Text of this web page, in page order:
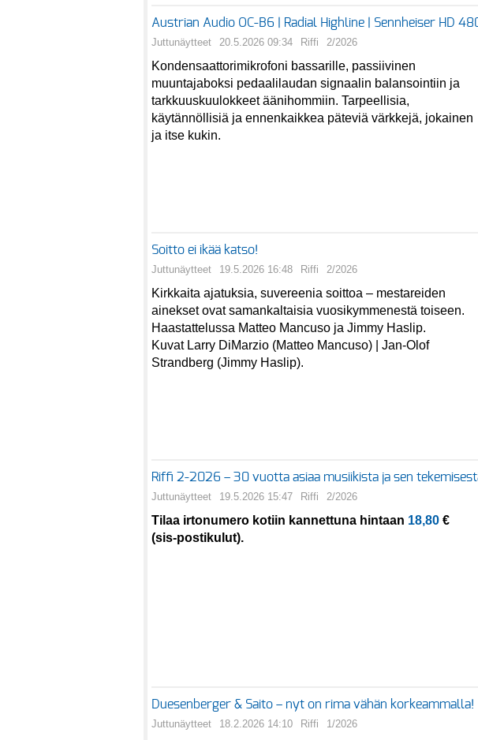
Austrian Audio OC-B6 | Radial Highline | Sennheiser HD
Juttunäytteet 20.5.2026 09:34 Riffi 2/2026
Kondensaattorimikrofoni bassarille, passiivinen
muuntajaboksi pedaalilaudan signaalin balansointiin ja
tarkkuuskuulokkeet äänihommiin. Tarpeellisia,
käytännöllisiä ja ennenkaikkea päteviä värkkejä, jokainen
ja itse kukin.
Soitto ei ikää katso!
Juttunäytteet 19.5.2026 16:48 Riffi 2/2026
Kirkkaita ajatuksia, suvereenia soittoa – mestareiden
ainekset ovat samankaltaisia vuosikymmenestä toiseen.
Haastattelussa Matteo Mancuso ja Jimmy Haslip.
Kuvat Larry DiMarzio (Matteo Mancuso) | Jan-Olof
Strandberg (Jimmy Haslip).
Riffi 2-2026 – 30 vuotta asiaa musiikista ja sen
Juttunäytteet 19.5.2026 15:47 Riffi 2/2026
Tilaa irtonumero kotiin kannettuna hintaan 18,80 €
(sis-postikulut).
Duesenberger & Saito – nyt on rima vähän korkeammalla!
Juttunäytteet 18.2.2026 14:10 Riffi 1/2026